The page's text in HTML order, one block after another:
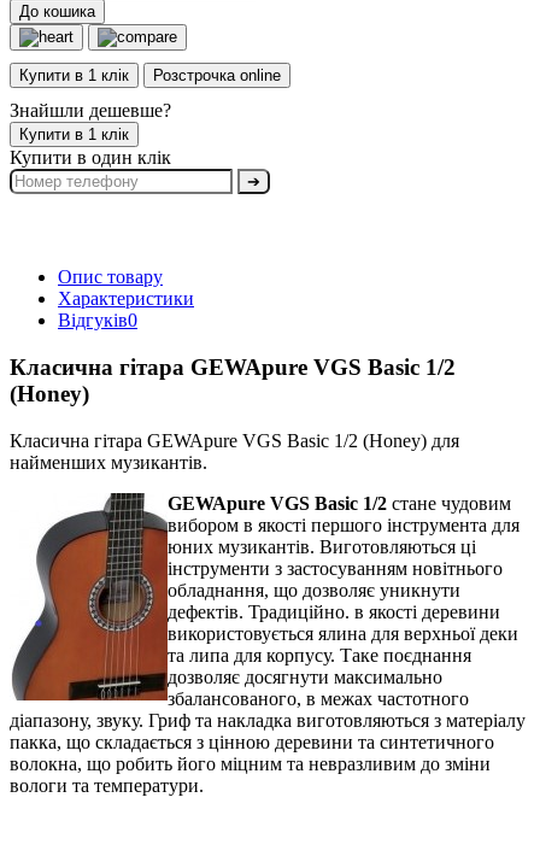
До кошика
Купити в 1 клік Розстрочка online
Знайшли дешевше?
Купити в 1 клік
Купити в один клік
➔
Опис товару
Характеристики
Відгуків0
Класична гітара GEWApure VGS Basic 1/2
(Honey)
Класична гітара GEWApure VGS Basic 1/2 (Honey) для
найменших музикантів.
GEWApure VGS Basic 1/2стане чудовим
вибором в якості першого інструмента для
юних музикантів. Виготовляються ці
інструменти з застосуванням новітнього
обладнання, що дозволяє уникнути
дефектів. Традиційно. в якості деревини
використовується ялина для верхньої деки
та липа для корпусу. Таке поєднання
дозволяє досягнути максимально
збалансованого, в межах частотного
діапазону, звуку. Гриф та накладка виготовляються з матеріалу
пакка, що складається з цінною деревини та синтетичного
волокна, що робить його міцним та невразливим до зміни
вологи та температури.